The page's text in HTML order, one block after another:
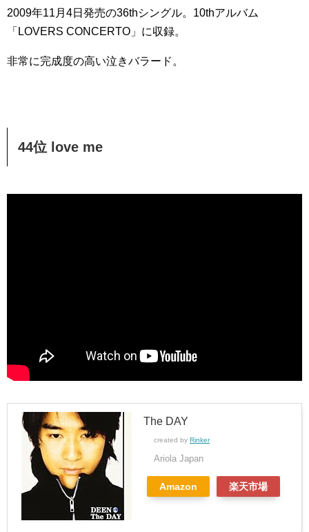
2009年11月4日発売の36thシングル。10thアルバム
「LOVERS CONCERTO」に収録。
非常に完成度の高い泣きバラード。
44位 love me
The DAY
created by Rinker
Ariola Japan
Amazon 楽天市場